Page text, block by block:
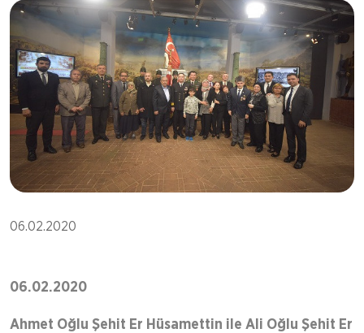
06.02.2020
06.02.2020
Ahmet Oğlu Şehit Er Hüsamettin ile Ali Oğlu Şehit Er